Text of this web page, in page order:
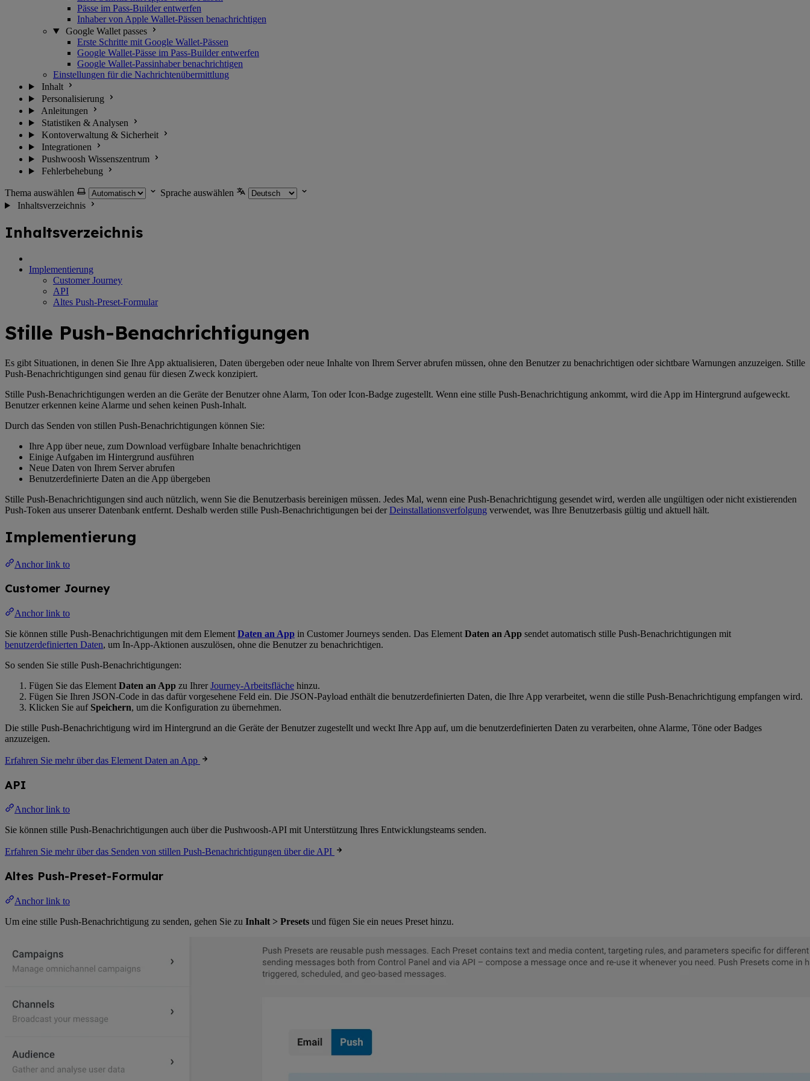
Pässe im Pass-Builder entwerfen
Inhaber von Apple Wallet-Pässen benachrichtigen
Google Wallet passes
Erste Schritte mit Google Wallet-Pässen
Google Wallet-Pässe im Pass-Builder entwerfen
Google Wallet-Passinhaber benachrichtigen
Einstellungen für die Nachrichtenübermittlung
Inhalt
Personalisierung
Anleitungen
Statistiken & Analysen
Kontoverwaltung & Sicherheit
Integrationen
Pushwoosh Wissenszentrum
Fehlerbehebung
Thema auswählen
Sprache auswählen
Inhaltsverzeichnis
Inhaltsverzeichnis
Implementierung
Customer Journey
API
Altes Push-Preset-Formular
Stille Push-Benachrichtigungen
Es gibt Situationen, in denen Sie Ihre App aktualisieren, Daten übergeben oder neue Inhalte von Ihrem Server abrufen müssen, ohne den Benutzer zu benachrichtigen oder sichtbare Warnungen anzuzeigen. Stille
Push-Benachrichtigungen sind genau für diesen Zweck konzipiert.
Stille Push-Benachrichtigungen werden an die Geräte der Benutzer ohne Alarm, Ton oder Icon-Badge zugestellt. Wenn eine stille Push-Benachrichtigung ankommt, wird die App im Hintergrund aufgeweckt.
Benutzer erkennen keine Alarme und sehen keinen Push-Inhalt.
Durch das Senden von stillen Push-Benachrichtigungen können Sie:
Ihre App über neue, zum Download verfügbare Inhalte benachrichtigen
Einige Aufgaben im Hintergrund ausführen
Neue Daten von Ihrem Server abrufen
Benutzerdefinierte Daten an die App übergeben
Stille Push-Benachrichtigungen sind auch nützlich, wenn Sie die Benutzerbasis bereinigen müssen. Jedes Mal, wenn eine Push-Benachrichtigung gesendet wird, werden alle ungültigen oder nicht existierenden
Push-Token aus unserer Datenbank entfernt. Deshalb werden stille Push-Benachrichtigungen bei derDeinstallationsverfolgung verwendet, was Ihre Benutzerbasis gültig und aktuell hält.
Implementierung
Anchor link to
Customer Journey
Anchor link to
Sie können stille Push-Benachrichtigungen mit dem Element Daten an App in Customer Journeys senden. Das Element Daten an App sendet automatisch stille Push-Benachrichtigungen mit
benutzerdefinierten Daten, um In-App-Aktionen auszulösen, ohne die Benutzer zu benachrichtigen.
So senden Sie stille Push-Benachrichtigungen:
Fügen Sie das Element Daten an App zu IhrerJourney-Arbeitsfläche hinzu.
Fügen Sie Ihren JSON-Code in das dafür vorgesehene Feld ein. Die JSON-Payload enthält die benutzerdefinierten Daten, die Ihre App verarbeitet, wenn die stille Push-Benachrichtigung empfangen wird.
Klicken Sie auf Speichern, um die Konfiguration zu übernehmen.
Die stille Push-Benachrichtigung wird im Hintergrund an die Geräte der Benutzer zugestellt und weckt Ihre App auf, um die benutzerdefinierten Daten zu verarbeiten, ohne Alarme, Töne oder Badges
anzuzeigen.
Erfahren Sie mehr über das Element Daten an App
API
Anchor link to
Sie können stille Push-Benachrichtigungen auch über die Pushwoosh-API mit Unterstützung Ihres Entwicklungsteams senden.
Erfahren Sie mehr über das Senden von stillen Push-Benachrichtigungen über die API
Altes Push-Preset-Formular
Anchor link to
Um eine stille Push-Benachrichtigung zu senden, gehen Sie zu Inhalt > Presets und fügen Sie ein neues Preset hinzu.